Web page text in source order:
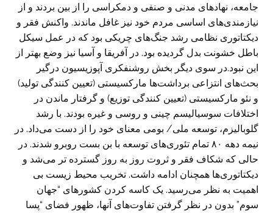
جامعه، نهادهای مدنی و صنفی و دمکراسی را از بین بردند و از
نیازمندی‌های اساسی مردم خود نیز غافل ماندند. واکنش فقر و
دیکتاتوری نظامی رشد جنگ‌های چریکی بود که در عمل سیکل
باطل خشونت بدل گردیده بود. در آفریقا و آسیا نیز وضع بهتر از
این نبود.در سوی دیگر بخش روشنفکری آپوزیسیون درگیر
بحث‌های انتزاعی برداشت‌ها مارکسیستی (تعیین کنندگی تولید)
و نئو مارکسیستی (تعیین کنندگی توزیع) و گرفتار ماندن در
اختلافات سوسیالیسم چینی و روسی و غیره بودند. با رشد
گلوبالیزم، توسعه ملی/ بومی معنای خود را از دست می‌داد. در
نیمه دهه ۸۰ تمام تئوری‌های توسعه با بن بست روبرو شدند. در
حالی که شکاف فقر و ثروت روز به روز گسترده تر می‌شد و
دیکتاتوری‌ها همچنان ادامه داشت. تخریب محیط زیست بی
اهمیت به نظر می‌رسید. یک کاسه کردن کشورهای “جهان
سوم” بدون در نظر گرفتن تفاوت‌های آنها، ظهور فضای “پسا